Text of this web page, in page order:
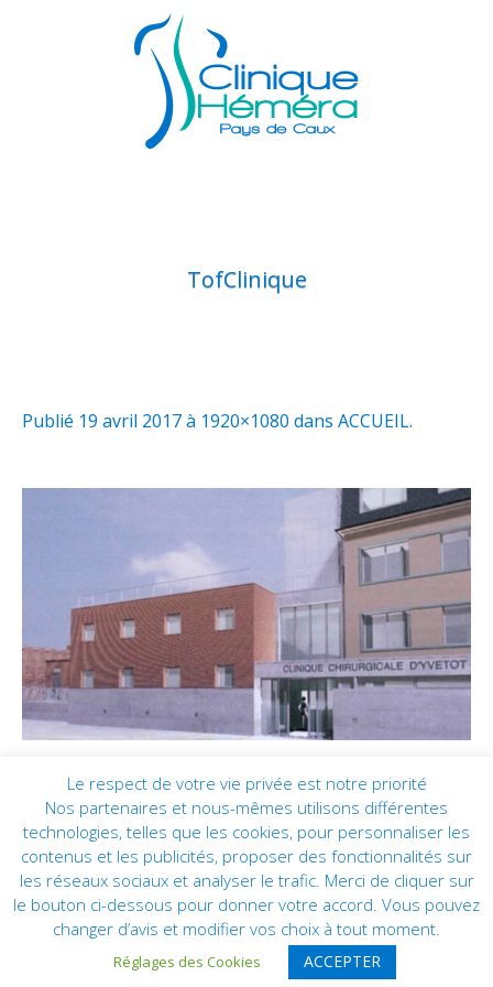
TofClinique
Publié 19 avril 2017à 1920×1080 dans ACCUEIL.
CLINIQUE HÉMÉRA © 2019 | Tous droits réservés | Réalisation :
PIXELAB
Le respect de votre vie privée est notre priorité
Nos partenaires et nous-mêmes utilisons différentes
technologies, telles que les cookies, pour personnaliser les
contenus et les publicités, proposer des fonctionnalités sur
les réseaux sociaux et analyser le trafic. Merci de cliquer sur
le bouton ci-dessous pour donner votre accord. Vous pouvez
changer d’avis et modifier vos choix à tout moment.
Réglages des Cookies ACCEPTER